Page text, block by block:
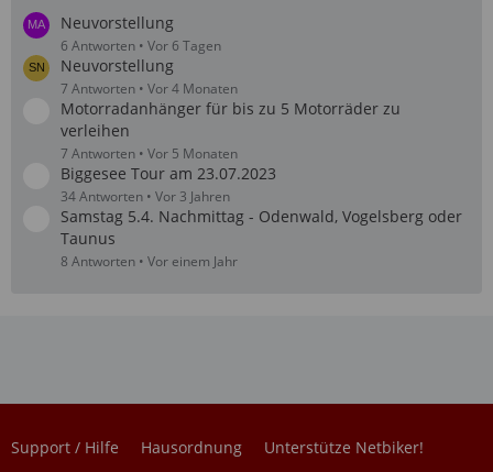
Neuvorstellung
6 Antworten Vor 6 Tagen
Neuvorstellung
7 Antworten Vor 4 Monaten
Motorradanhänger für bis zu 5 Motorräder zu
verleihen
7 Antworten Vor 5 Monaten
Biggesee Tour am 23.07.2023
34 Antworten Vor 3 Jahren
Samstag 5.4. Nachmittag - Odenwald, Vogelsberg oder
Taunus
8 Antworten Vor einem Jahr
Support / Hilfe Hausordnung Unterstütze Netbiker!